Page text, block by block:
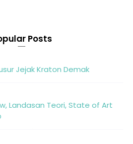
Posts
Jejak Kraton Demak
Landasan Teori, State of Art